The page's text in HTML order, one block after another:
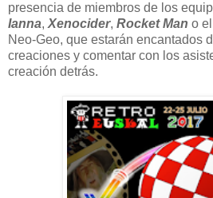
presencia de miembros de los
Ianna,Xenocider, Rocket Man o el
Neo-Geo, que estarán encantados
creaciones y comentar con los
creación detrás.